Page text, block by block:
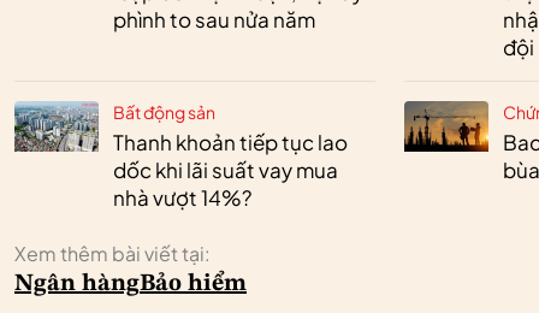
phình to sau nửa năm
Bất động sản
Thanh khoản tiếp tục lao
dốc khi lãi suất vay mua
nhà vượt 14%?
đội
Xem thêm bài viết tại:
Ngân hàngBảo hiểm